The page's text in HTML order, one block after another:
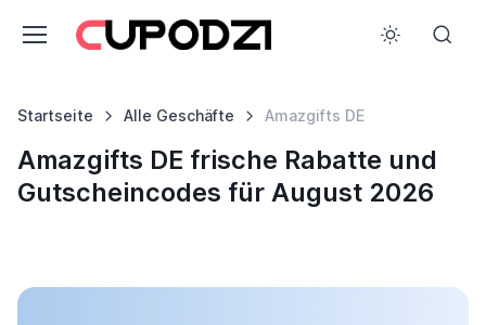
Startseite Alle Geschäfte Amazgifts DE
Amazgifts DE frische Rabatte und
Gutscheincodes für August 2026